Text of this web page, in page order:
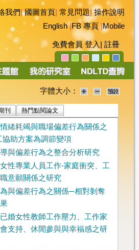
我們|國圖首頁 常見問題|操作說明
English|FB 專頁|Mobile
免費會員 登入 註冊
字體大小：
刊 熱門點閱論文
緒耗竭與職場偏差行為關係之
協助方案為調節變項
與偏差行為之整合分析研究
性專業人員工作-家庭衝突、工
意願關係之研究
與偏差行為之關係─相對剝奪
婚女性教師工作壓力、工作家
支持、休閒參與與幸福感之研